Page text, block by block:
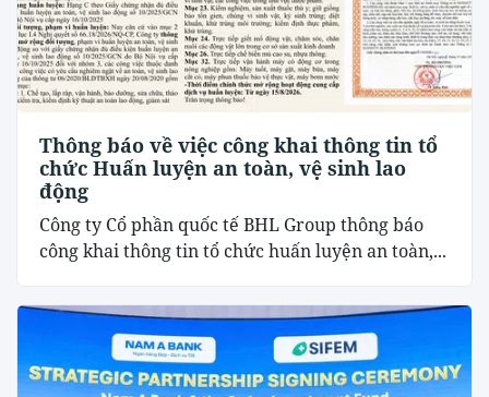
Thông báo về việc công khai thông tin tổ
chức Huấn luyện an toàn, vệ sinh lao
động
Công ty Cổ phần quốc tế BHL Group thông báo
công khai thông tin tổ chức huấn luyện an toàn,...